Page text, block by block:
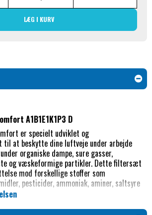
LÆG I KURV
A1B1E1K1P3 D
er specielt udviklet og
til at beskytte dine luftveje under arbejde
organiske dampe, sure gasser,
og væskeformige partikler. Dette filtersæt
mod forskellige stoffer som
pesticider, ammoniak, aminer, saltsyre
information kan findes i punkt 8 i